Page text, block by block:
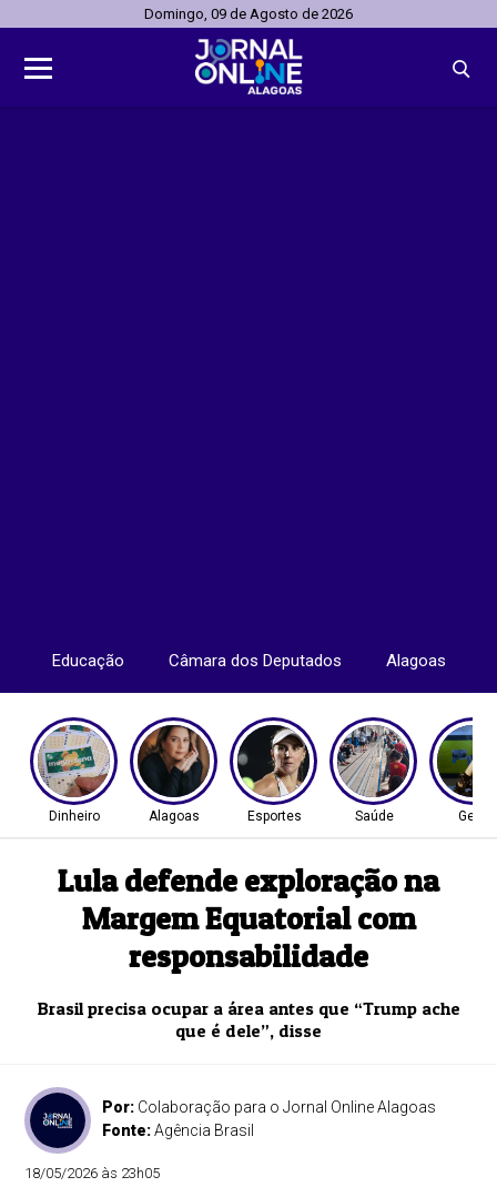
Domingo, 09 de Agosto de 2026
Educação Câmara dos Deputados Alagoas
Dinheiro Alagoas Esportes Saúde Geral
Lula defende exploração na
Margem Equatorial com
responsabilidade
Brasil precisa ocupar a área antes que “Trump ache
que é dele”, disse
Por: Colaboração para o Jornal Online Alagoas
Fonte:Agência Brasil
18/05/2026 às 23h05